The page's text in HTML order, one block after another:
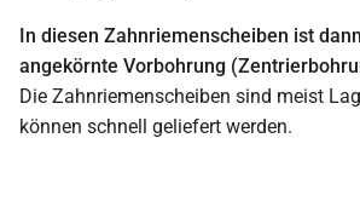
In diesen Zahnriemenscheiben ist
angekörnte Vorbohrung
Die Zahnriemenscheiben sind meist
können schnell geliefert werden.